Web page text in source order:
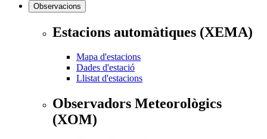
Observacions
Estacions automàtiques (XEMA)
Mapa d'estacions
Dades d'estació
Llistat d'estacions
Observadors Meteorològics
(XOM)